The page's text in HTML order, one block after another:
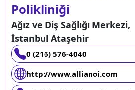
Polikliniği
Ağız ve Diş Sağlığı Merkezi,
İstanbul Ataşehir
0 (216) 576-4040
http://www.allianoi.com